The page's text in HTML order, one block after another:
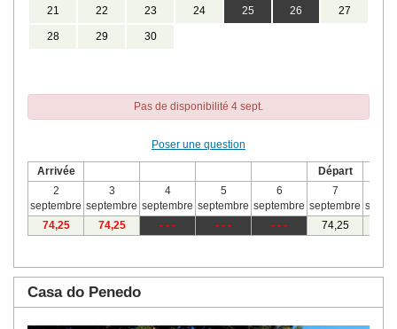
21 22 23 24 25 26 27
28 29 30
Pas de disponibilité 4 sept.
Poser une question
Arrivée
Départ
2
septembre
3
septembre
4
septembre
5
septembre
6
septembre
7
septembre
74,25 74,25 - - - - - - - - - 74,25
Casa do Penedo